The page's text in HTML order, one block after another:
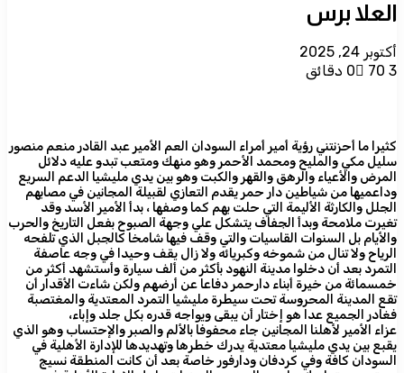
العلا برس
أكتوبر 24, 2025
0
70 3 دقائق
كثيرا ما أحزنتني رؤية أمير أمراء السودان العم الأمير عبد القادر منعم منصور
سليل مكي والمليح ومحمد الأحمر وهو منهك ومتعب تبدو عليه دلائل
المرض والأعياء والرهق والقهر والكبت وهو بين يدي مليشيا الدعم السريع
وداعميها من شياطين دار حمر يقدم التعازي لقبيلة المجانين في مصابهم
الجلل والكارثة الأليمة التي حلت بهم كما وصفها ، بدأ الأمير الأسد وقد
تغيرت ملامحة وبدأ الجفاف يتشكل علي وجهة الصبوح بفعل التاريخ والحرب
والأيام بل السنوات القاسيات والتي وقف فيها شامخا كالجبل الذي تلفحه
الرياح ولا تنال من شموخه وكبريائه ولا زال يقف وحيدا في وجه عاصفة
التمرد بعد أن دخلوا مدينة النهود بأكثر من ألف سيارة وأستشهد أكثر من
خمسمائة من خيرة أبناء دارحمر دفاعا عن أرضهم ولكن شاءت الأقدار أن
تقع المدينة المحروسة تحت سيطرة مليشيا التمرد المعتدية والمغتصبة
فغادر الجميع عدا هو إختار أن يبقى ويواجه قدره بكل جلد وإباء،
عزاء الأمير لأهلنا المجانين جاء محفوفا بالألم والصبر والإحتساب وهو الذي
يقبع بين يدي مليشيا معتدية يدرك خطرها وتهديدها للإدارة الأهلية في
السودان كافة وفي كردفان ودارفور خاصة بعد أن كانت المنطقة نسيج